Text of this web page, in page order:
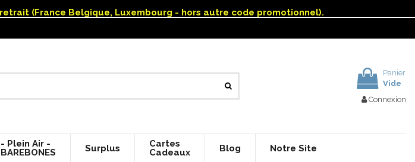
(France Belgique, Luxembourg - hors autre code promotionnel).
Panier
Vide
Connexion
- Plein Air -
BAREBONES
Surplus
Cartes
Cadeaux
Blog Notre Site